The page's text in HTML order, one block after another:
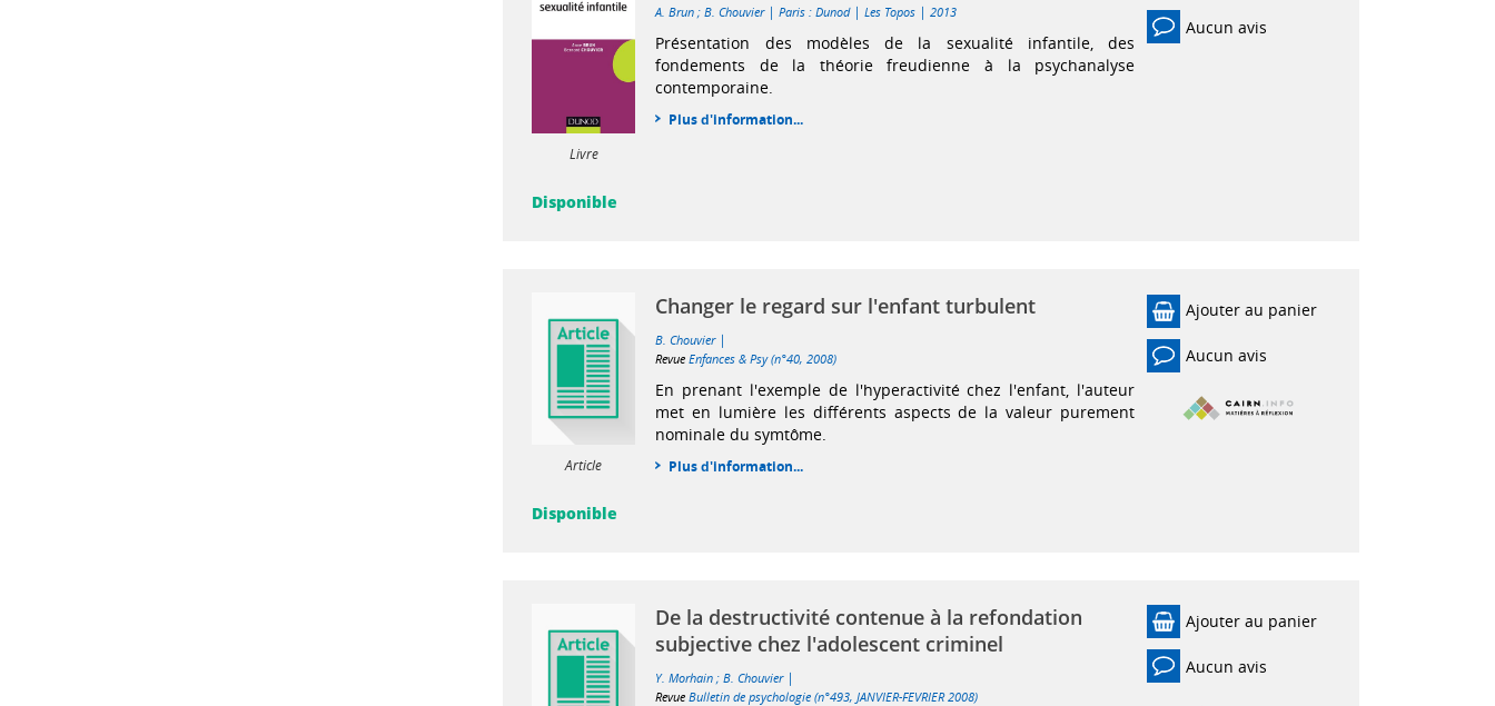
Livre
A. Brun ;B. Chouvier |Paris : Dunod|Les Topos |2013
Présentation des modèles de la sexualité infantile, des
fondements de la théorie freudienne à la psychanalyse
contemporaine.
Plus d'information...
Aucun avis
Disponible
Article
Changer le regard sur l'enfant turbulent
B. Chouvier |
RevueEnfances & Psy (n°40, 2008)
En prenant l'exemple de l'hyperactivité chez l'enfant, l'auteur
met en lumière les différents aspects de la valeur purement
nominale du symtôme.
Plus d'information...
Ajouter au panier
Aucun avis
Disponible
De la destructivité contenue à la refondation
subjective chez l'adolescent criminel
Y. Morhain ;B. Chouvier |
RevueBulletin de psychologie (n°493, JANVIER-FEVRIER 2008)
Ajouter au panier
Aucun avis